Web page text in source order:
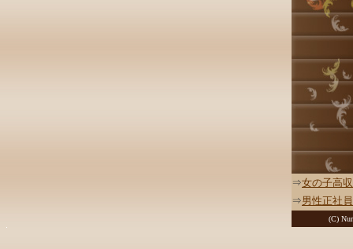
⇒女の子高
⇒男性正社
(C)